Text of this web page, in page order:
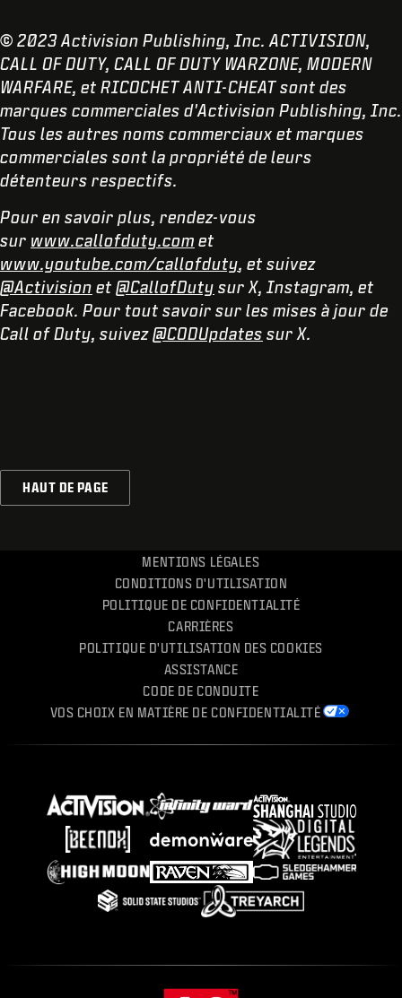
© 2023 Activision Publishing, Inc. ACTIVISION,
CALL OF DUTY, CALL OF DUTY WARZONE, MODERN
WARFARE, et RICOCHET ANTI-CHEAT sont des
marques commerciales d'Activision Publishing, Inc.
Tous les autres noms commerciaux et marques
commerciales sont la propriété de leurs
détenteurs respectifs.
Pour en savoir plus, rendez-vous
sur www.callofduty.com et
www.youtube.com/callofduty, et suivez
@Activision et @CallofDuty sur X, Instagram, et
Facebook. Pour tout savoir sur les mises à jour de
Call of Duty, suivez @CODUpdates sur X.
HAUT DE PAGE
MENTIONS LÉGALES
CONDITIONS D'UTILISATION
POLITIQUE DE CONFIDENTIALITÉ
CARRIÈRES
POLITIQUE D'UTILISATION DES COOKIES
ASSISTANCE
CODE DE CONDUITE
VOS CHOIX EN MATIÈRE DE CONFIDENTIALITÉ